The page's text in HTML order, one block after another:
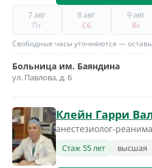
7 авг
Пт
8 авг
Сб
9 авг
Вс
Свободные часы уточняются —
Больница им. Баяндина
ул. Павлова, д. 6
Клейн Гарри
анестезиолог-
Стаж 55 лет высшая